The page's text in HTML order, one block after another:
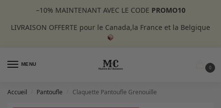
–10% MAINTENANT AVEC LE CODE PROMO10
LIVRAISON OFFERTE pour le Canada,la France et la Belgique
MENU
0
Accueil Pantoufle Claquette Pantoufle Grenouille